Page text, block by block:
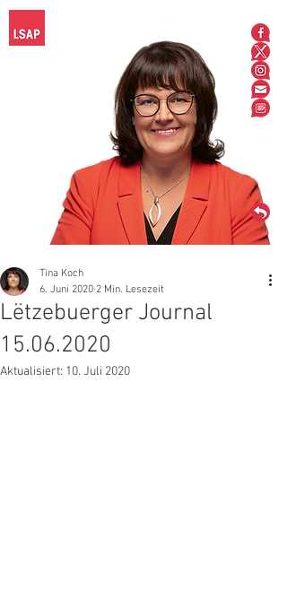
Lëtzebuerger Journal
15.06.2020
Tina Koch
6. Juni 2020 2 Min. Lesezeit
Aktualisiert: 10. Juli 2020